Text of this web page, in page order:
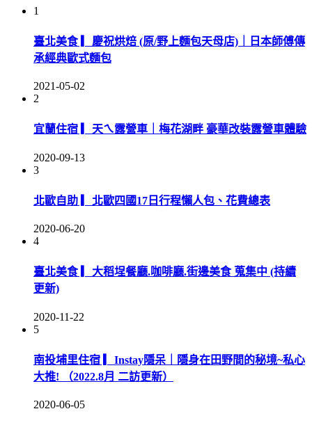
1
臺北美食 ▎慶祝烘焙 (原/野上麵包天母店)｜日本師傅傳
承經典歐式麵包
2021-05-02
2
宜蘭住宿 ▎天ㄟ露營車｜梅花湖畔 豪華改裝露營車體驗
2020-09-13
3
北歐自助 ▎北歐四國17日行程懶人包、花費總表
2020-06-20
4
臺北美食 ▎大稻埕餐廳.咖啡廳.街邊美食 蒐集中 (持續
更新)
2020-11-22
5
南投埔里住宿 ▎Instay隱呆｜隱身在田野間的秘境~私心
大推! （2022.8月 二訪更新）
2020-06-05